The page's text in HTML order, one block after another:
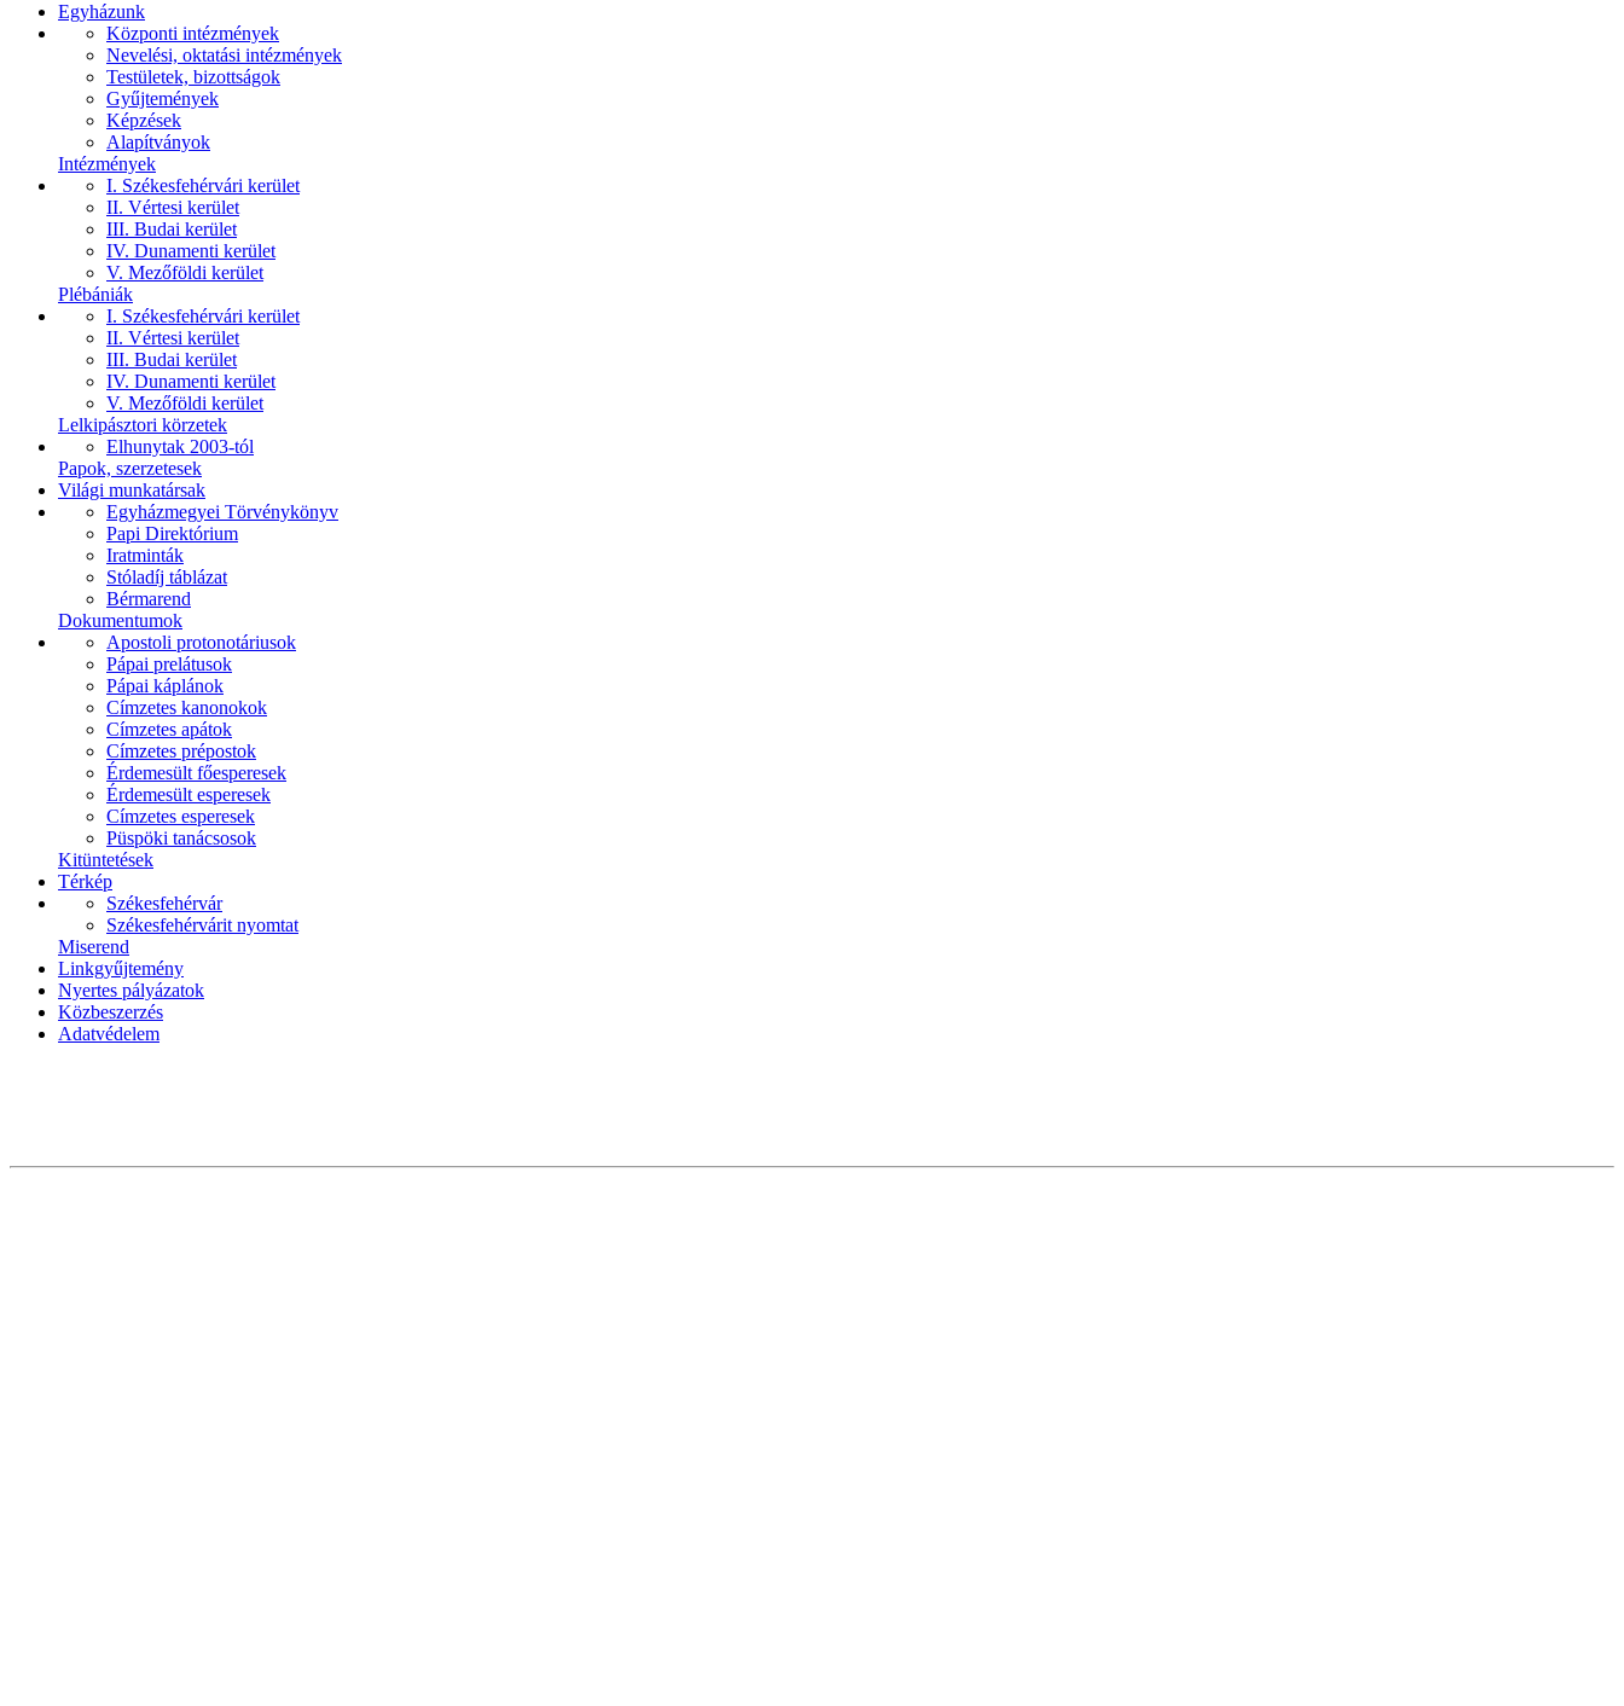
Egyházunk
Központi intézmények
Nevelési, oktatási intézmények
Testületek, bizottságok
Gyűjtemények
Képzések
Alapítványok
Intézmények
I. Székesfehérvári kerület
II. Vértesi kerület
III. Budai kerület
IV. Dunamenti kerület
V. Mezőföldi kerület
Plébániák
I. Székesfehérvári kerület
II. Vértesi kerület
III. Budai kerület
IV. Dunamenti kerület
V. Mezőföldi kerület
Lelkipásztori körzetek
Elhunytak 2003-tól
Papok, szerzetesek
Világi munkatársak
Egyházmegyei Törvénykönyv
Papi Direktórium
Iratminták
Stóladíj táblázat
Bérmarend
Dokumentumok
Apostoli protonotáriusok
Pápai prelátusok
Pápai káplánok
Címzetes kanonokok
Címzetes apátok
Címzetes prépostok
Érdemesült főesperesek
Érdemesült esperesek
Címzetes esperesek
Püspöki tanácsosok
Kitüntetések
Térkép
Székesfehérvár
Székesfehérvárit nyomtat
Miserend
Linkgyűjtemény
Nyertes pályázatok
Közbeszerzés
Adatvédelem